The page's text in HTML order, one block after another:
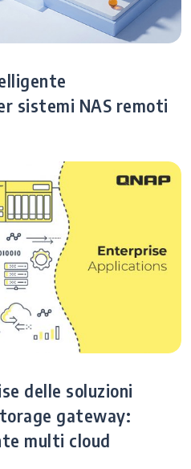
sistemi NAS remoti
delle soluzioni
gateway:
multi cloud